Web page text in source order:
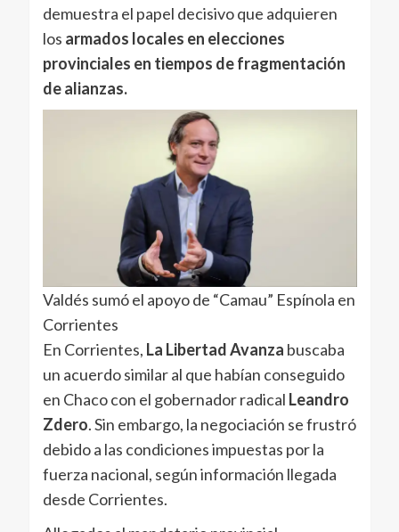
demuestra el papel decisivo que adquieren
los armados locales en elecciones
provinciales en tiempos de fragmentación
de alianzas.
Valdés sumó el apoyo de “Camau” Espínola en
Corrientes
En Corrientes, La Libertad Avanza buscaba
un acuerdo similar al que habían conseguido
en Chaco con el gobernador radical Leandro
Zdero. Sin embargo, la negociación se frustró
debido a las condiciones impuestas por la
fuerza nacional, según información llegada
desde Corrientes.